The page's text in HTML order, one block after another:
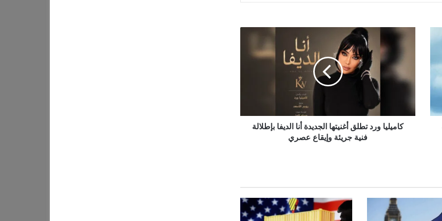
ر
غ
ن
كاميليا ورد تطلق أغنيتها الجديدة أنا الديفا بإطلالة
فنية جريئة وإيقاع عصري